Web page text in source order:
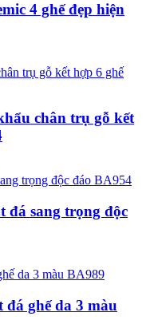
4 ghế đẹp hiện
chân trụ gỗ kết
đá sang trọng độc
đá ghế da 3 màu